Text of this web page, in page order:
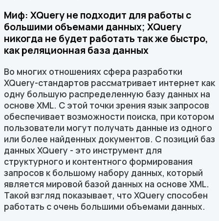
Миф: XQuery не подходит для работы с
большими объемами данных; XQuery
никогда не будет работать так же быстро,
как реляционная база данных
Во многих отношениях сфера разработки
XQuery-стандартов рассматривает интернет как
одну большую распределенную базу данных на
основе XML. С этой точки зрения язык запросов
обеспечивает возможности поиска, при котором
пользователи могут получать данные из одного
или более найденных документов. С позиций баз
данных XQuery - это инструмент для
структурного и контентного формирования
запросов к большому набору данных, который
является мировой базой данных на основе XML.
Такой взгляд показывает, что XQuery способен
работать с очень большими объемами данных.